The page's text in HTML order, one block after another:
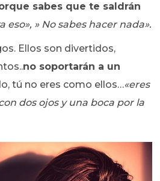
sabes que te saldrán
eso», » No sabes hacer nada».
Ellos son divertidos,
no soportarán a un
tú no eres como ellos…«eres
dos ojos y una boca por la